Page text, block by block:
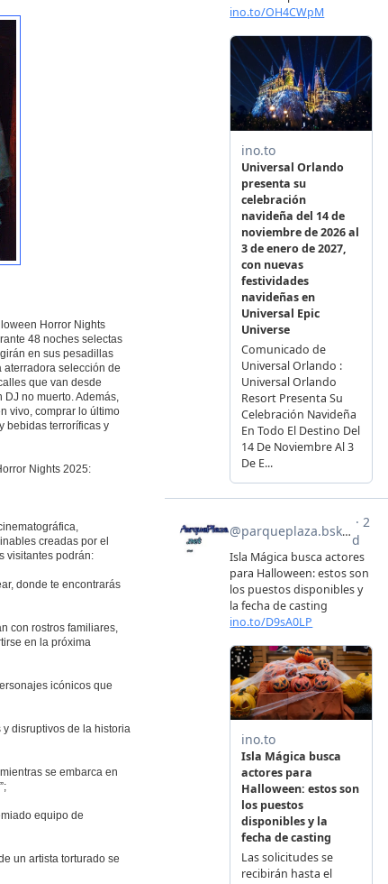
Horror Nights
48 noches selectas
en sus pesadillas
aterradora selección de
que van desde
no muerto. Además,
vivo, comprar lo último
bebidas terroríficas y
Nights 2025:
creadas por el
visitantes podrán:
donde te encontrarás
con rostros familiares,
en la próxima
icónicos que
disruptivos de la historia
se embarca en
equipo de
un artista torturado se